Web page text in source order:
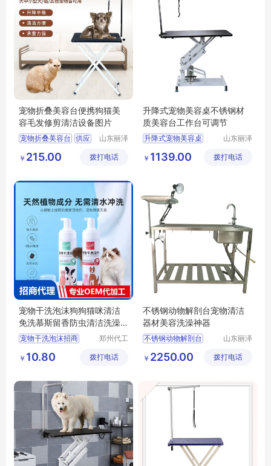
宠物折叠美容台便携狗猫美
容毛发修剪清洁设备图片
宠物折叠美容台 供应
狗狗清洁美容工具
山东丽泽
有限公司
￥ 215.00 拨打电话
升降式宠物美容桌不锈钢材
质美容台工作台可调节
升降式宠物美容桌
狗狗及用品
山东丽泽
有限公司
￥ 1139.00 拨打电话
宠物干洗泡沫狗狗猫咪清洁
免洗慕斯留香防虫清洁洗澡
用品批发
宠物干洗泡沫招商
狗狗猫咪清洁慕斯代理
宠物洗澡用品批发
郑州代工
技有限公
￥ 10.80 拨打电话
不锈钢动物解剖台宠物清洁
器材美容洗澡神器
不锈钢动物解剖台
狗狗及用品
山东丽泽
有限公司
￥ 2250.00 拨打电话